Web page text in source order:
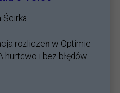
Ścirka
rozliczeń w Optimie
i bez błędów